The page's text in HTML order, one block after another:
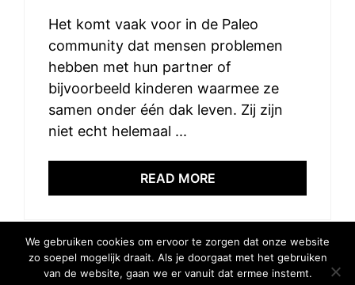
Het komt vaak voor in de Paleo
community dat mensen problemen
hebben met hun partner of
bijvoorbeeld kinderen waarmee ze
samen onder één dak leven. Zij zijn
niet echt helemaal ...
READ MORE
© 2025 Elke Hap Telt
We gebruiken cookies om ervoor te zorgen dat onze website
zo soepel mogelijk draait. Als je doorgaat met het gebruiken
van de website, gaan we er vanuit dat ermee instemt.